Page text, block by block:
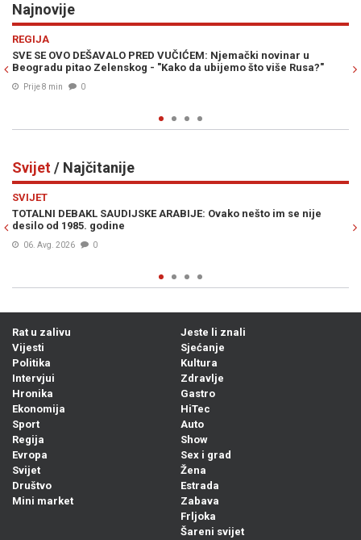
Najnovije
u
Rusa?"
HILL PROGOVORIO O TAJNOJ SARADNJI VUČIĆA I
"Srbija je slala municiju u Ukrajinu, sada se u igri
Svijet/ Najčitanije
im se nije
IZRAEL ZABRINUT ZBOG POBJEDE EL-SAYEDA: "Ovo je
Mamdanija!"
06. Avg. 2026
Rat u zalivu
Vijesti
Politika
Intervjui
Hronika
Ekonomija
Sport
Regija
Evropa
Svijet
Društvo
Mini market
Jeste li znali
Sjećanje
Kultura
Zdravlje
Gastro
HiTec
Auto
Show
Sex i grad
Žena
Estrada
Zabava
Frljoka
Šareni svijet